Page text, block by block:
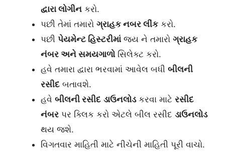
દ્વારા લોગીન કરો.
પછી તેમાં તમારો ગ્રાહક નબર લીંક કરો.
પછી પેયમેન્ટ હિસ્ટરીમાંજય ને તમારો ગ્રાહક
નંબર અને સમયગાળોસિલેક્ટ કરો.
હવે તમારા દ્વારા ભરવામાં આવેલ બધી બીલની
રસીદ બતાવશે.
હવે બીલની રસીદ ડાઉનલોડકરવા માટે રસીદ
નંબર પર ક્લિક કરો એટલે બીલ રસીદ ડાઉનલોડ
થય જશે.
વિગતવાર માહિતી માટે નીચેની માહિતી પૂરી વાચો.